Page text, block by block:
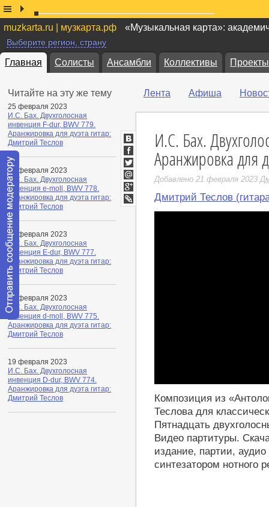
muzkarta.ru | музкарта.рф «Музыкальная карта»:
Выберите регион, страну
Главная Солисты Ансамбли Коллективы Проекты
Читайте на эту же тему
25 февраля 2023
И.С. Бах. Двухголосная
инвенция F-dur, BWV 779.
Аранжировка для дуэта гитар:
Дмитрий Теслов
23 февраля 2023
И.С. Бах. Двухголосная
инвенция e-moll, BWV 778.
Аранжировка для дуэта гитар:
Дмитрий Теслов
22 февраля 2023
И.С. Бах. Двухголосная
инвенция E-dur, BWV 777.
Аранжировка для дуэта гитар:
Дмитрий Теслов
20 февраля 2023
И.С. Бах. Двухголосная
инвенция d-moll, BWV 775.
Аранжировка для дуэта гитар:
Дмитрий Теслов
19 февраля 2023
И.С. Бах. Двухголосная
инвенция D-dur, BWV 774.
Аранжировка для дуэта гитар:
Дмитрий Теслов
Лента Афиша
И.С. Бах.
Аранжировка для
Добавлено 21 февраля 2023
Дмитрий Теслов
Композиция из
Теслова для
Пятнадцать
Видео партитуры.
издание, партии,
синтезатором нотного
ВКонтакте
Facebook
Twitter
Мой
Мир
Google+
LiveJournal
Отправить
сообщение